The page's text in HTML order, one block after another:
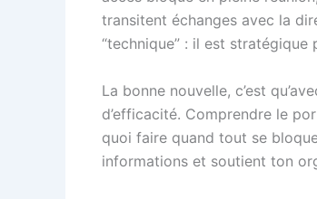
transitent échanges avec la
“technique” : il est
La bonne nouvelle, c’est
d’efficacité. Comprendre le
quoi faire quand tout se
informations et soutient ton